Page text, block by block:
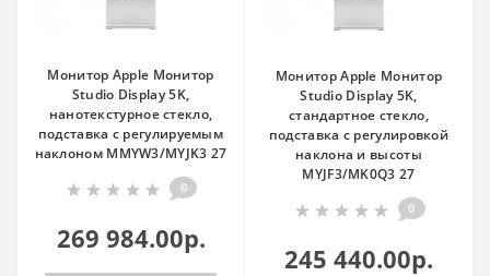
Монитор Apple Монитор
Studio Display 5K,
нанотекстурное стекло,
подставка с регулируемым
наклоном MMYW3/MYJK3 27
0
269 984.00р.
Монитор Apple Монитор
Studio Display 5K,
стандартное стекло,
подставка с регулировкой
наклона и высоты
MYJF3/MK0Q3 27
0
245 440.00р.